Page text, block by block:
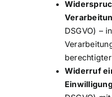
DSGVO) –
Widerruf